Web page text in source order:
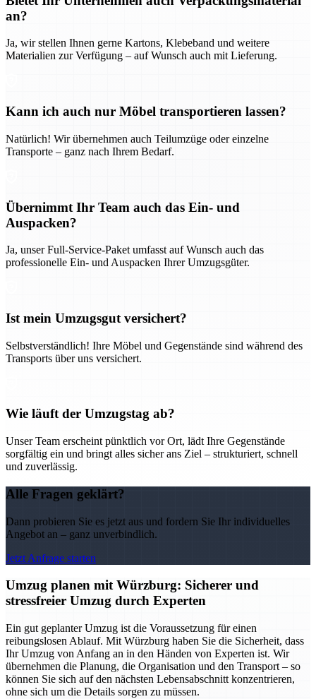
an?
Ja, wir stellen Ihnen gerne Kartons, Klebeband und weitere
Materialien zur Verfügung – auf Wunsch auch mit Lieferung.
Kann ich auch nur Möbel transportieren lassen?
Natürlich! Wir übernehmen auch Teilumzüge oder einzelne
Transporte – ganz nach Ihrem Bedarf.
Übernimmt Ihr Team auch das Ein- und
Auspacken?
Ja, unser Full-Service-Paket umfasst auf Wunsch auch das
professionelle Ein- und Auspacken Ihrer Umzugsgüter.
Ist mein Umzugsgut versichert?
Selbstverständlich! Ihre Möbel und Gegenstände sind während des
Transports über uns versichert.
Wie läuft der Umzugstag ab?
Unser Team erscheint pünktlich vor Ort, lädt Ihre Gegenstände
sorgfältig ein und bringt alles sicher ans Ziel – strukturiert, schnell
und zuverlässig.
Alle Fragen geklärt?
Dann probieren Sie es jetzt aus und fordern Sie Ihr individuelles
Angebot an – ganz unverbindlich.
Jetzt Anfrage starten
Umzug planen mit Würzburg: Sicherer und
stressfreier Umzug durch Experten
Ein gut geplanter Umzug ist die Voraussetzung für einen
reibungslosen Ablauf. Mit Würzburg haben Sie die Sicherheit, dass
Ihr Umzug von Anfang an in den Händen von Experten ist. Wir
übernehmen die Planung, die Organisation und den Transport – so
können Sie sich auf den nächsten Lebensabschnitt konzentrieren,
ohne sich um die Details sorgen zu müssen.